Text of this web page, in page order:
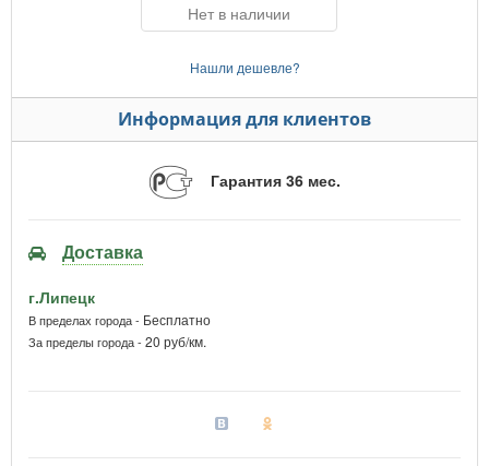
Нет в наличии
Нашли дешевле?
Информация для клиентов
Гарантия 36 мес.
Доставка
г.Липецк
В пределах города - Бесплатно
За пределы города - 20 руб/км.